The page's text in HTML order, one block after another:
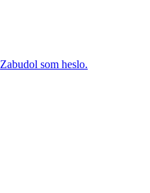
Zabudol som heslo.